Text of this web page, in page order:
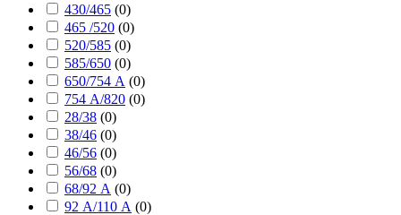
430/465 (0)
465 /520 (0)
520/585 (0)
585/650 (0)
650/754 А (0)
754 А/820 (0)
28/38 (0)
38/46 (0)
46/56 (0)
56/68 (0)
68/92 А (0)
92 А/110 А (0)